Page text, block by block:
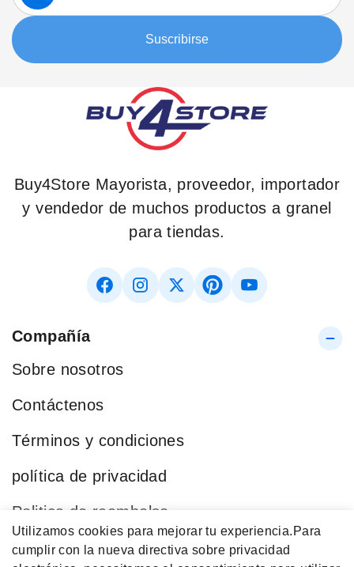
Utilizamos cookies para mejorar tu experiencia. Para
cumplir con la nueva directiva sobre privacidad
nuestro
boletín:
Suscribirse
Buy4Store Mayorista, proveedor, importador
y vendedor de muchos productos a granel
para tiendas.
Compañía
Sobre nosotros
Contáctenos
Términos y condiciones
política de privacidad
Politica de reembolso
Blog